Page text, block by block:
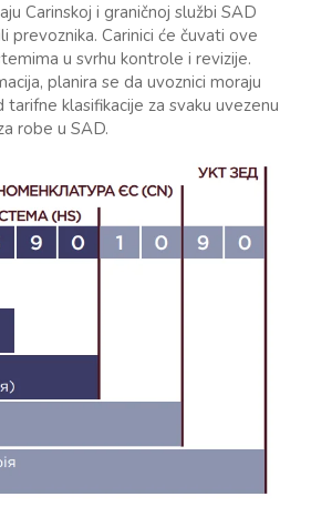
Carinskoj i graničnoj službi SAD
prevoznika. Carinici će čuvati ove
u svrhu kontrole i revizije.
planira se da uvoznici moraju
klasifikacije za svaku uvezenu
robe u SAD.